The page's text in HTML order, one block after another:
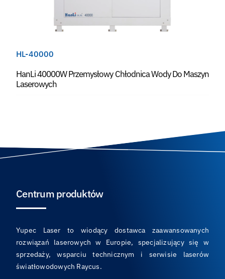
HL-40000
HanLi 40000W Przemysłowy Chłodnica Wody Do Maszyn
Laserowych
Centrum produktów
Yupec Laser to wiodący dostawca zaawansowanych
rozwiązań laserowych w Europie, specjalizujący się w
sprzedaży, wsparciu technicznym i serwisie laserów
światłowodowych Raycus.